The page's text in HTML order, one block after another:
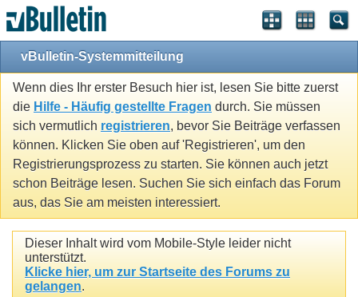
vBulletin-Systemmitteilung
Wenn dies Ihr erster Besuch hier ist, lesen Sie bitte zuerst
die Hilfe - Häufig gestellte Fragen durch. Sie müssen
sich vermutlich registrieren, bevor Sie Beiträge verfassen
können. Klicken Sie oben auf 'Registrieren', um den
Registrierungsprozess zu starten. Sie können auch jetzt
schon Beiträge lesen. Suchen Sie sich einfach das Forum
aus, das Sie am meisten interessiert.
Dieser Inhalt wird vom Mobile-Style leider nicht
unterstützt.
Klicke hier, um zur Startseite des Forums zu
gelangen.